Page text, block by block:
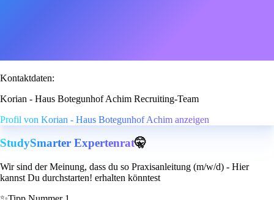
Kontaktdaten:
Korian - Haus Botegunhof Achim Recruiting-Team
Profil von Korian - Haus Botegunhof Achim anzeigen
StudySmarter Expertenrat🤫
Wir sind der Meinung, dass du so Praxisanleitung (m/w/d) - Hier
kannst Du durchstarten! erhalten könntest